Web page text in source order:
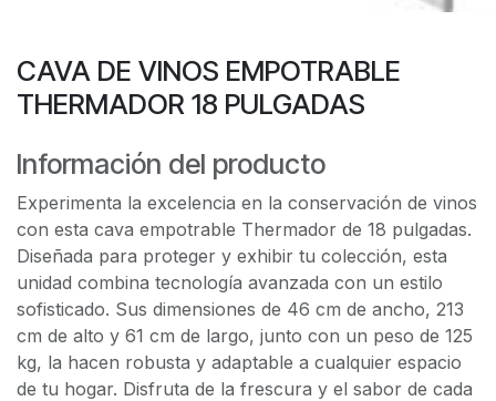
CAVA DE VINOS EMPOTRABLE
THERMADOR 18 PULGADAS
Información del producto
Experimenta la excelencia en la conservación de vinos
con esta cava empotrable Thermador de 18 pulgadas.
Diseñada para proteger y exhibir tu colección, esta
unidad combina tecnología avanzada con un estilo
sofisticado. Sus dimensiones de 46 cm de ancho, 213
cm de alto y 61 cm de largo, junto con un peso de 125
kg, la hacen robusta y adaptable a cualquier espacio
de tu hogar. Disfruta de la frescura y el sabor de cada